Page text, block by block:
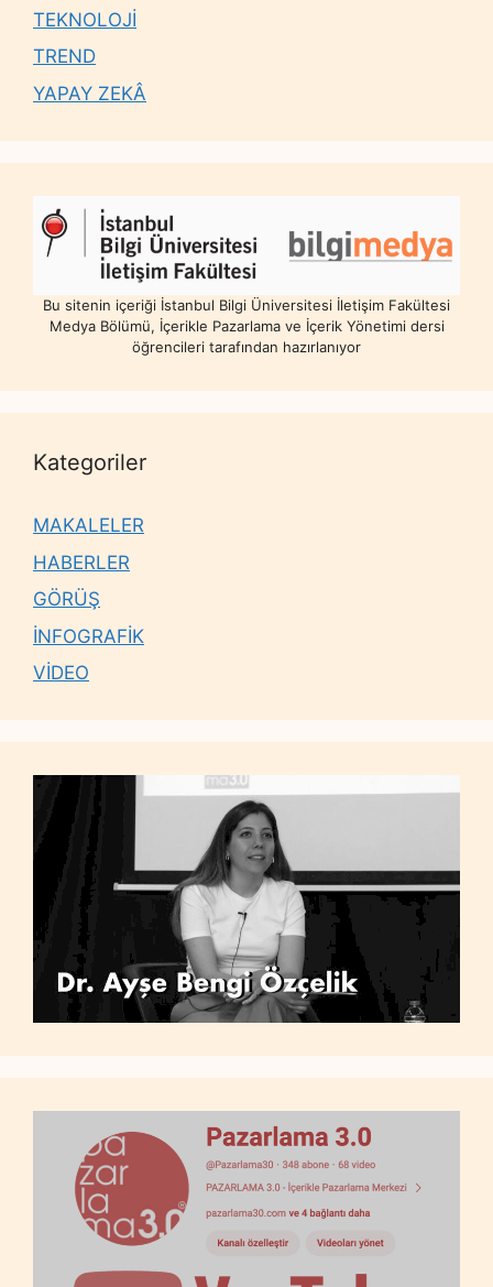
TEKNOLOJİ
TREND
YAPAY ZEKÂ
Bu sitenin içeriği İstanbul Bilgi Üniversitesi İletişim Fakültesi
Medya Bölümü, İçerikle Pazarlama ve İçerik Yönetimi dersi
öğrencileri tarafından hazırlanıyor
Kategoriler
MAKALELER
HABERLER
GÖRÜŞ
İNFOGRAFİK
VİDEO